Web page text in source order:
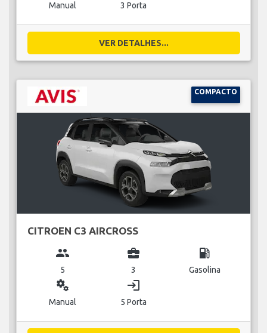
Manual 3 Porta
VER DETALHES...
COMPACTO
CITROEN C3 AIRCROSS
group
5
business_center
3
local_gas_station
Gasolina
miscellaneous_services
Manual
login
5 Porta